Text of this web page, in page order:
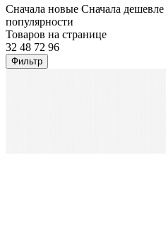
Сначала новые Сначала дешевле
популярности
Товаров на странице
32 48 72 96
Фильтр